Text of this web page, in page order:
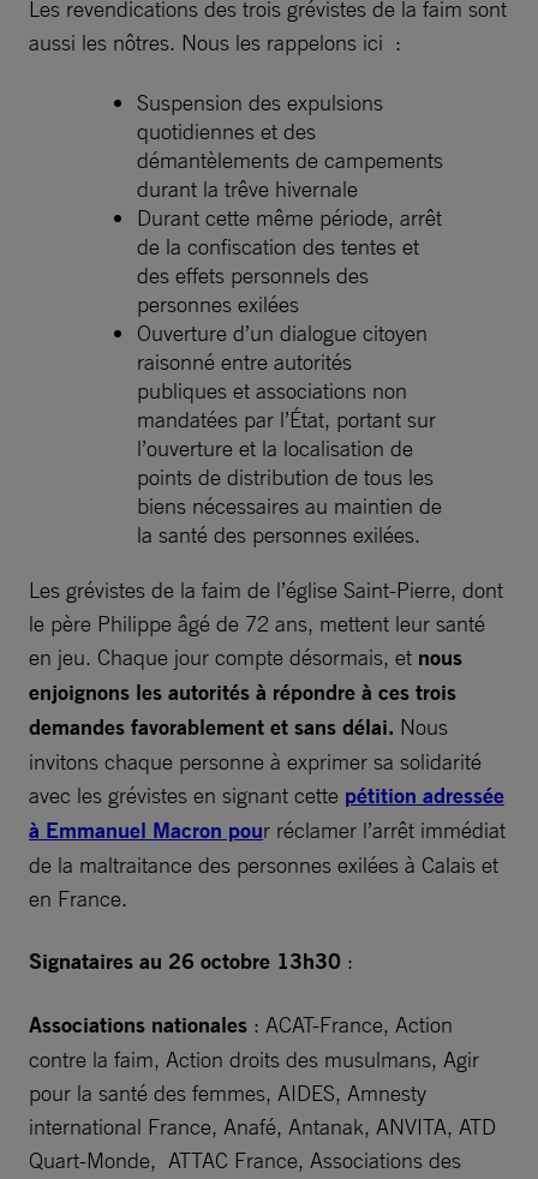
Les revendications des trois grévistes de la faim sont
aussi les nôtres. Nous les rappelons ici :
Suspension des expulsions
quotidiennes et des
démantèlements de campements
durant la trêve hivernale
Durant cette même période, arrêt
de la confiscation des tentes et
des effets personnels des
personnes exilées
Ouverture d’un dialogue citoyen
raisonné entre autorités
publiques et associations non
mandatées par l’État, portant sur
l’ouverture et la localisation de
points de distribution de tous les
biens nécessaires au maintien de
la santé des personnes exilées.
Les grévistes de la faim de l’église Saint-Pierre, dont
le père Philippe âgé de 72 ans, mettent leur santé
en jeu. Chaque jour compte désormais, et nous
enjoignons les autorités à répondre à ces trois
demandes favorablement et sans délai. Nous
invitons chaque personne à exprimer sa solidarité
avec les grévistes en signant cette pétition adressée
à Emmanuel Macron pour réclamer l’arrêt immédiat
de la maltraitance des personnes exilées à Calais et
en France.
Signataires au 26 octobre 13h30 :
Associations nationales : ACAT-France, Action
contre la faim, Action droits des musulmans, Agir
pour la santé des femmes, AIDES, Amnesty
international France, Anafé, Antanak, ANVITA, ATD
Quart-Monde, ATTAC France, Associations des